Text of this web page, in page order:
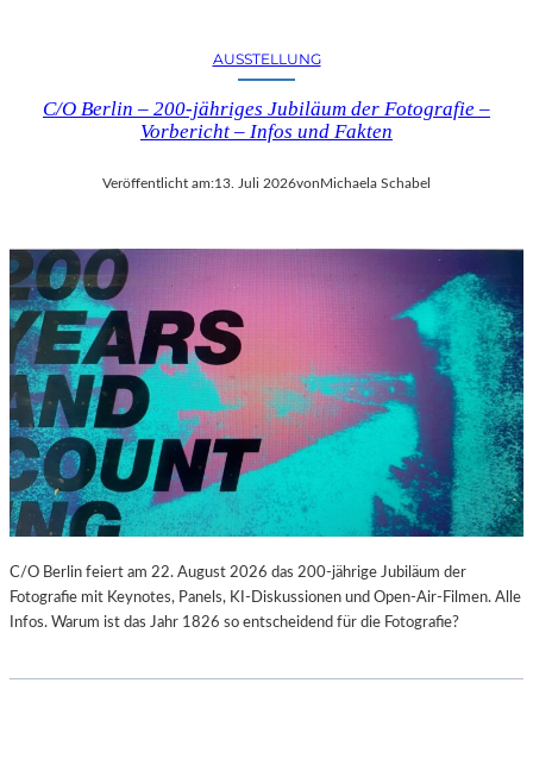
AUSSTELLUNG
C/O Berlin – 200-jähriges Jubiläum der Fotografie –
Vorbericht – Infos und Fakten
Veröffentlicht am:13. Juli 2026von Michaela Schabel
C/O Berlin feiert am 22. August 2026 das 200-jährige Jubiläum der
Fotografie mit Keynotes, Panels, KI-Diskussionen und Open-Air-Filmen. Alle
Infos. Warum ist das Jahr 1826 so entscheidend für die Fotografie?